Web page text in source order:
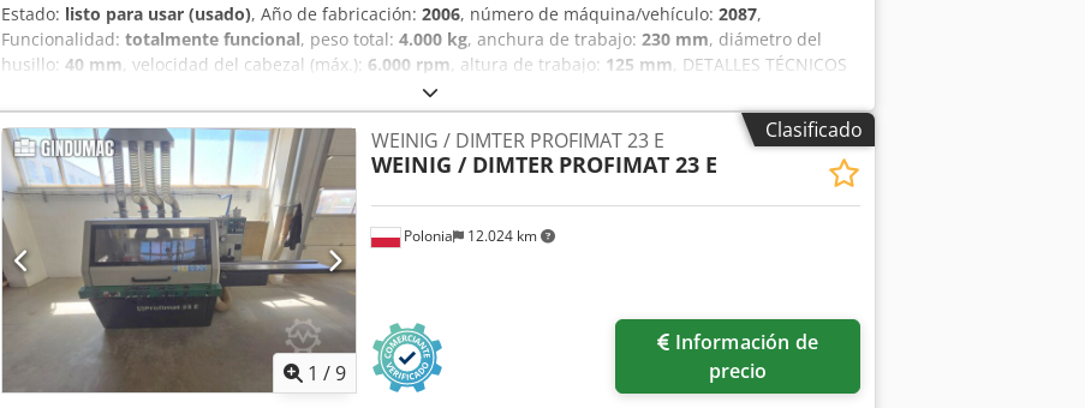
Estado: listo para usar (usado), Año de fabricación: 2006, número de máquina/vehículo: 2087,
Funcionalidad: totalmente funcional, peso total: 4.000 kg, anchura de trabajo: 230 mm, diámetro del
husillo: 40 mm, velocidad del cabezal (máx.): 6.000 rpm, altura de trabajo: 125 mm, DETALLES TÉCNICOS
Altura de trabajo mín.: 8 mm Altura de trabajo máx.: 125 mm Anchura de trabajo mín.: 18 mm Anchura de
trabajo máx.: 230 mm Velocidad de avance mín.: 6 m/min Velocidad de avance máx.: 28 m/min Número de
husillos: 6 Velocidad de los husillos: 6.000 rpm Diámetro de los husillos: 40 mm Motores de los husillos 1.
Husillo inferior: 5,5 kW 2. Husillo derecho: 5,5 kW 3. Husillo izquierdo: 7,5 kW 4. Husillo superior: 11 kW 5.
Husillo superior: 7,5 kW 6. Husillo inferior: 7,5 kW DETALLES DE LA MÁQUINA Fusible principal: 105 A
Dimensiones y peso Dimensiones (largo x ancho x alto): 7.500 x 2.000 x 1.850 mm Peso: 4.000 kg
Cedpozrmpasfx Aknerf
Clasificado
1 /9
Polonia 12.024 km
WEINIG / DIMTER PROFIMAT 23 E
WEINIG / DIMTER PROFIMAT 23 E
precio